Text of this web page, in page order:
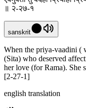
॥ २-२७-१
sanskrit
When the priya-vaadini (
(Sita) who deserved
her love (for Rama). She
[2-27-1]
english translation